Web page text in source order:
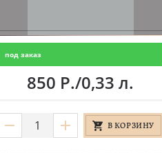
под заказ
850 Р./0,33 л.
В КОРЗИНУ